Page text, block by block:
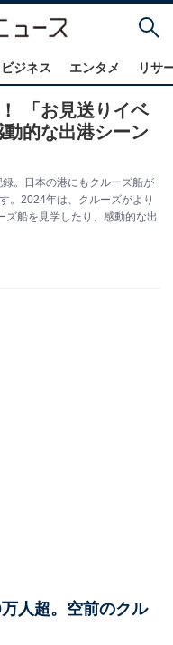
ジネス エンタメ リサ
「お見送りイベ
的な出港シーン
。日本の港にもクルーズ船が
。2024年は、クルーズがより
ズ船を見学したり、感動的な出
人超。空前のクル